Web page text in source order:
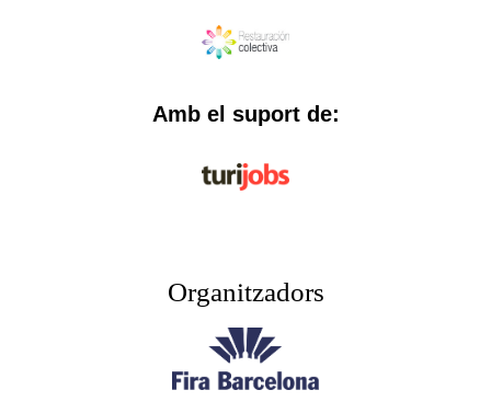
Amb el suport de:
Organitzadors​